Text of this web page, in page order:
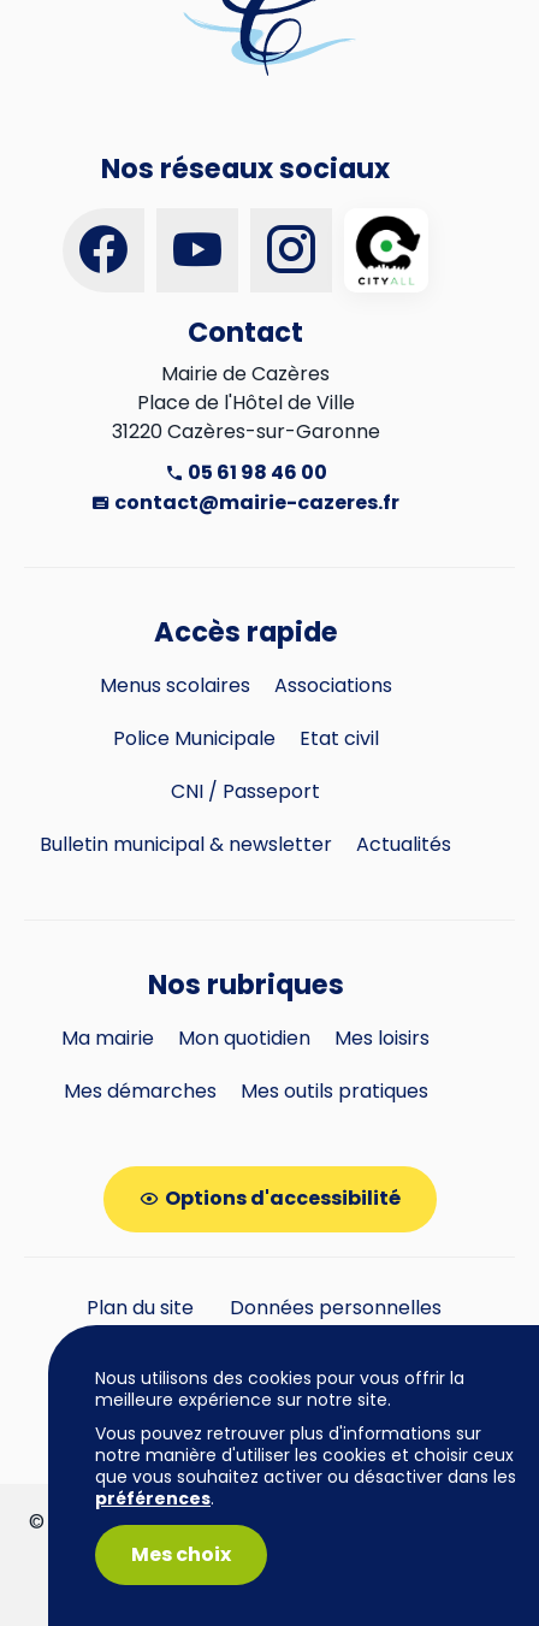
Nos réseaux sociaux
Contact
Mairie de Cazères
Place de l'Hôtel de Ville
31220 Cazères-sur-Garonne
05 61 98 46 00
contact@mairie-cazeres.fr
Accès rapide
Menus scolaires
Associations
Police Municipale
Etat civil
CNI / Passeport
Bulletin municipal & newsletter
Actualités
Nos rubriques
Ma mairie Mon quotidien
Mes loisirs
Mes démarches
Mes outils pratiques
Options d'accessibilité
Plan du site
Données personnelles
© Mairie de Cazères • 2026 | www.mairie-cazeres.fr
| Tous droits réservés |
Réalisation :
Nous utilisons des cookies pour vous offrir la
meilleure expérience sur notre site.
Vous pouvez retrouver plus d'informations sur
notre manière d'utiliser les cookies et choisir ceux
que vous souhaitez activer ou désactiver dans les
préférences.
Mes choix